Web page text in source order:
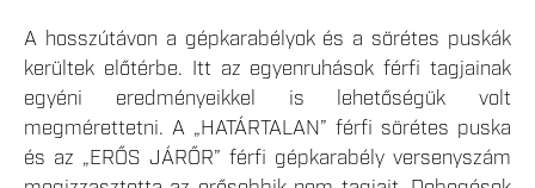
A hosszútávon a gépkarabélyok és a sörétes puskák
kerültek előtérbe. Itt az egyenruhások férfi tagjainak
egyéni eredményeikkel is lehetőségük volt
megmérettetni. A „HATÁRTALAN” férfi sörétes puska
és az „ERŐS JÁRŐR” férfi gépkarabély versenyszám